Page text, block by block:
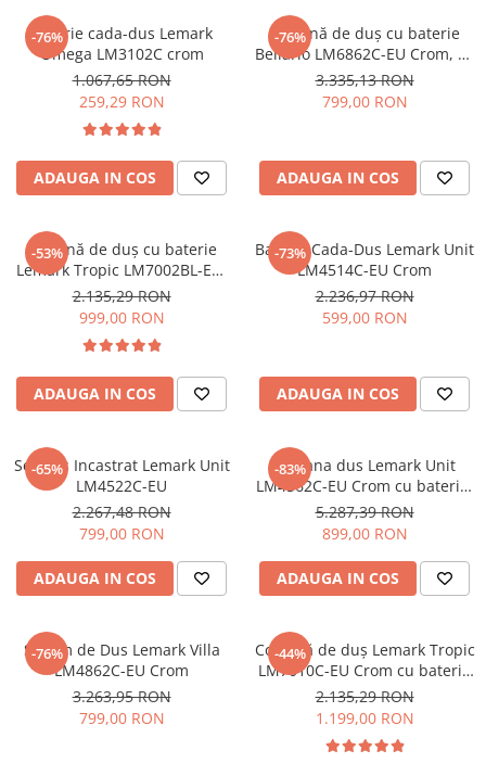
-76%
Baterie cada-dus Lemark
Omega LM3102C crom
1.067,65 RON
259,29 RON
ADAUGA IN COS
-76%
Coloană de duș cu baterie
Bellario LM6862C-EU Crom, cu
baterie, cap de duș tip tropic
și pipa pivotantă
3.335,13 RON
799,00 RON
ADAUGA IN COS
-53%
Coloană de duș cu baterie
Lemark Tropic LM7002BL-EU,
negru, cu baterie, cap de duș
tip tropic și pipa pivotantă
2.135,29 RON
999,00 RON
ADAUGA IN COS
-73%
Baterie Cada-Dus Lemark Unit
LM4514C-EU Crom
2.236,97 RON
599,00 RON
ADAUGA IN COS
-65%
Set Dus Incastrat Lemark Unit
LM4522C-EU
2.267,48 RON
799,00 RON
ADAUGA IN COS
-83%
Coloana dus Lemark Unit
LM4562C-EU Crom cu baterie,
cap de duș tip tropic și pipa
pivotantă
5.287,39 RON
899,00 RON
ADAUGA IN COS
-76%
Sistem de Dus Lemark Villa
LM4862C-EU Crom
3.263,95 RON
799,00 RON
-44%
Coloană de duș Lemark Tropic
LM7010C-EU Crom cu baterie
termostata, cap de duș tip
tropic și pipa pivotantă
2.135,29 RON
1.199,00 RON